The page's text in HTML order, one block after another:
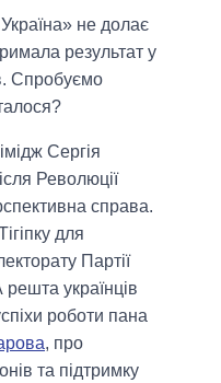
не долає
результат у
Спробуємо
Сергія
Революції
справа.
для
Партії
решта українців
роботи пана
, про
та підтримку